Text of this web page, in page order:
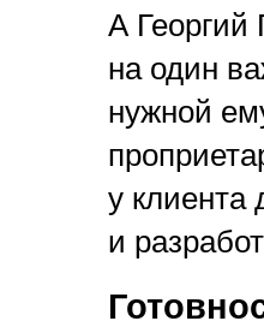
А
на один
нужной
у клиента
и